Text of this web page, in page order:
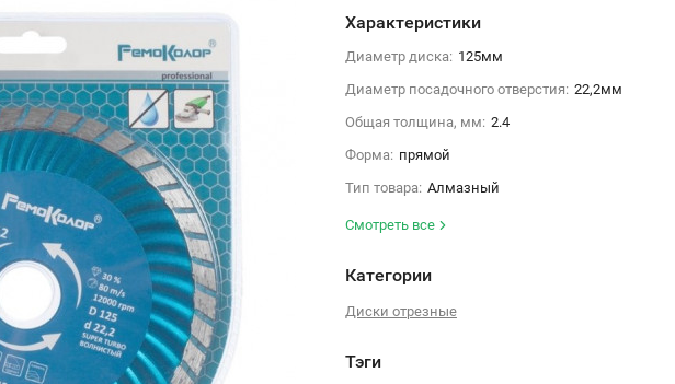
Характеристики
Диаметр диска: 125мм
Диаметр посадочного отверстия: 22,2мм
Общая толщина, мм: 2.4
Форма: прямой
Тип товара: Алмазный
Смотреть все
Категории
Диски отрезные
Тэги